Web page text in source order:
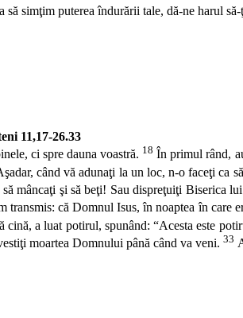
simţim puterea îndurării tale, dă-ne harul
11,17-26.33
ci spre dauna voastră. 18 În primul rând,
când vă adunaţi la un loc, n-o faceţi ca
să mâncaţi şi să beţi! Sau dispreţuiţi Biserica
transmis: că Domnul Isus, în noaptea în care
cină, a luat potirul, spunând: “Acesta este
moartea Domnului până când va veni. 33